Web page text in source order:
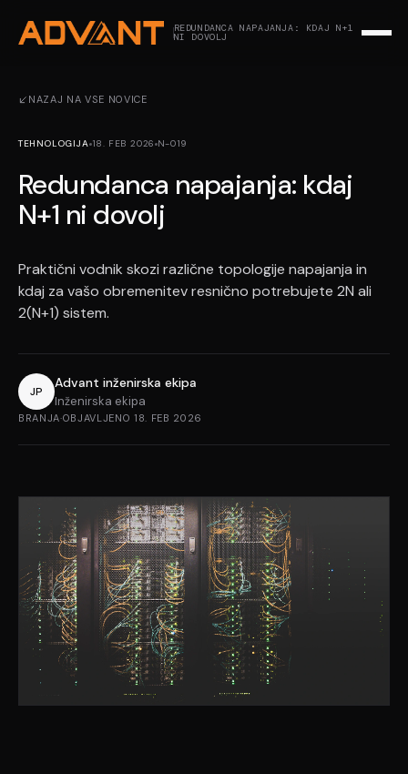
REDUNDANCA NAPAJANJA: KDAJ N+1
NI DOVOLJ
NAZAJ NA VSE NOVICE
TEHNOLOGIJA 18. FEB 2026 N-019
Redundanca napajanja: kdaj
N+1 ni dovolj
Praktični vodnik skozi različne topologije napajanja in
kdaj za vašo obremenitev resnično potrebujete 2N ali
2(N+1) sistem.
JP
Advant inženirska ekipa
Inženirska ekipa
BRANJA·OBJAVLJENO 18. FEB 2026